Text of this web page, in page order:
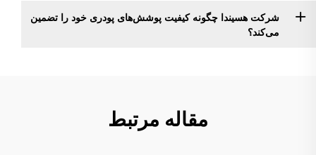
شرکت هسیندا چگونه کیفیت پوشش‌های پودری خود را تضمین
می‌کند؟
مقاله مرتبط